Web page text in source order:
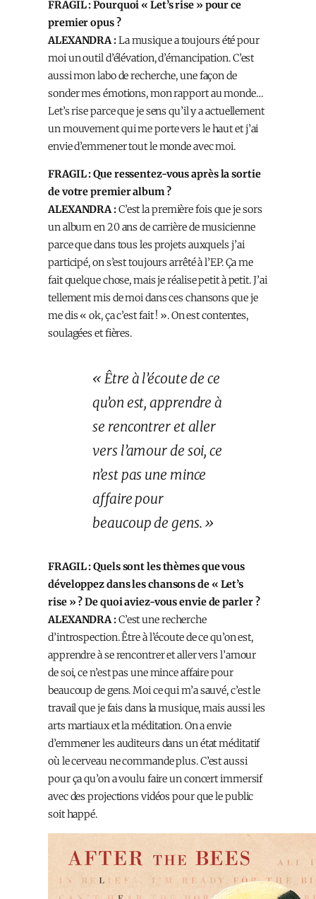
FRAGIL : Pourquoi « Let’s rise » pour ce
premier opus ?
ALEXANDRA :La musique a toujours été pour
moi un outil d’élévation, d’émancipation. C’est
aussi mon labo de recherche, une façon de
sonder mes émotions, mon rapport au monde…
Let’s rise parce que je sens qu’il y a actuellement
un mouvement qui me porte vers le haut et j’ai
envie d’emmener tout le monde avec moi.
FRAGIL : Que ressentez-vous après la sortie
de votre premier album ?
ALEXANDRA :C’est la première fois que je sors
un album en 20 ans de carrière de musicienne
parce que dans tous les projets auxquels j’ai
participé, on s’est toujours arrêté à l’EP. Ça me
fait quelque chose, mais je réalise petit à petit. J’ai
tellement mis de moi dans ces chansons que je
me dis « ok, ça c’est fait ! ». On est contentes,
soulagées et fières.
« Être à l’écoute de ce
qu’on est, apprendre à
se rencontrer et aller
vers l’amour de soi, ce
n’est pas une mince
affaire pour
beaucoup de gens. »
FRAGIL : Quels sont les thèmes que vous
développez dans les chansons de « Let’s
rise » ? De quoi aviez-vous envie de parler ?
ALEXANDRA :C’est une recherche
d’introspection. Être à l’écoute de ce qu’on est,
apprendre à se rencontrer et aller vers l’amour
de soi, ce n’est pas une mince affaire pour
beaucoup de gens. Moi ce qui m’a sauvé, c’est le
travail que je fais dans la musique, mais aussi les
arts martiaux et la méditation. On a envie
d’emmener les auditeurs dans un état méditatif
où le cerveau ne commande plus. C’est aussi
pour ça qu’on a voulu faire un concert immersif
avec des projections vidéos pour que le public
soit happé.